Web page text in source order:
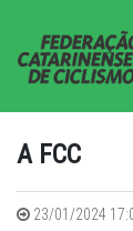
A FCC
23/01/2024